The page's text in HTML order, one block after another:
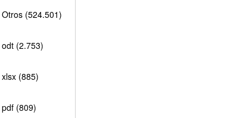
Otros (524.501)
odt (2.753)
xlsx (885)
pdf (809)